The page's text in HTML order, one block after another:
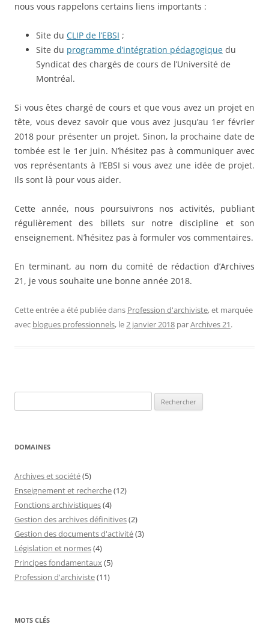
nous vous rappelons certains liens importants :
Site du CLIP de l’EBSI ;
Site du programme d’intégration pédagogique du
Syndicat des chargés de cours de l’Université de
Montréal.
Si vous êtes chargé de cours et que vous avez un projet en
tête, vous devez savoir que vous avez jusqu’au 1er février
2018 pour présenter un projet. Sinon, la prochaine date de
tombée est le 1er juin. N’hésitez pas à communiquer avec
vos représentants à l’EBSI si vous avez une idée de projet.
Ils sont là pour vous aider.
Cette année, nous poursuivrons nos activités, publiant
régulièrement des billets sur notre discipline et son
enseignement. N’hésitez pas à formuler vos commentaires.
En terminant, au nom du comité de rédaction d’Archives
21, je vous souhaite une bonne année 2018.
Cette entrée a été publiée dans Profession d'archiviste, et marquée
avec blogues professionnels, le2 janvier 2018 parArchives 21.
DOMAINES
Archives et société(5)
Enseignement et recherche(12)
Fonctions archivistiques(4)
Gestion des archives définitives(2)
Gestion des documents d'activité(3)
Législation et normes(4)
Principes fondamentaux(5)
Profession d'archiviste(11)
MOTS CLÉS